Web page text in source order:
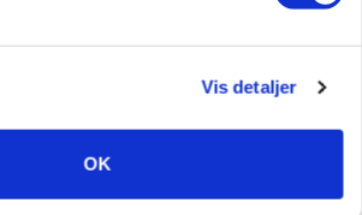
Vis detaljer
OK